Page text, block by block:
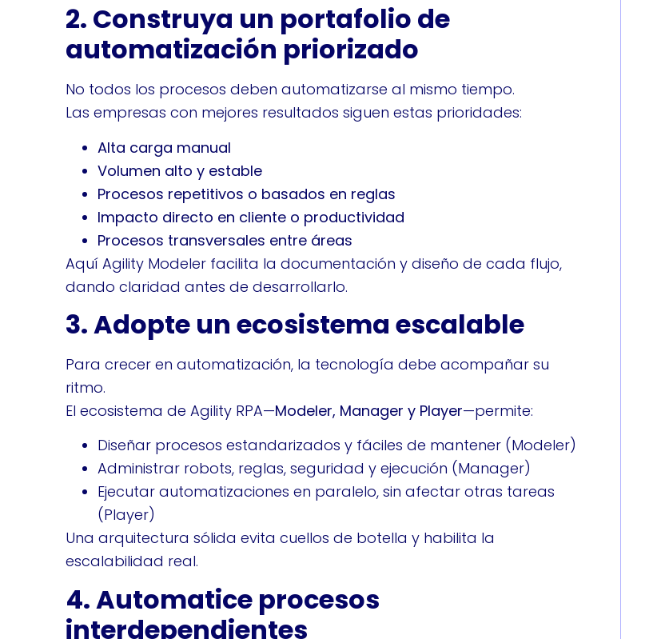
2. Construya un portafolio de
automatización priorizado
No todos los procesos deben automatizarse al mismo tiempo.
Las empresas con mejores resultados siguen estas prioridades:
Alta carga manual
Volumen alto y estable
Procesos repetitivos o basados en reglas
Impacto directo en cliente o productividad
Procesos transversales entre áreas
Aquí Agility Modeler facilita la documentación y diseño de cada flujo,
dando claridad antes de desarrollarlo.
3. Adopte un ecosistema escalable
Para crecer en automatización, la tecnología debe acompañar su
ritmo.
El ecosistema de Agility RPA—Modeler, Manager y Player—permite:
Diseñar procesos estandarizados y fáciles de mantener (Modeler)
Administrar robots, reglas, seguridad y ejecución (Manager)
Ejecutar automatizaciones en paralelo, sin afectar otras tareas
(Player)
Una arquitectura sólida evita cuellos de botella y habilita la
escalabilidad real.
4. Automatice procesos
interdependientes